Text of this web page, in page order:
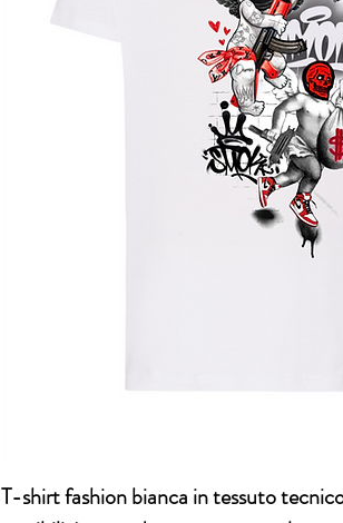
T-shirt fashion bianca in tessuto